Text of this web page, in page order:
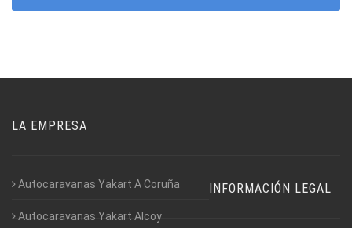
LA EMPRESA
Autocaravanas Yakart A Coruña
Autocaravanas Yakart Alcoy
INFORMACIÓN LEGAL